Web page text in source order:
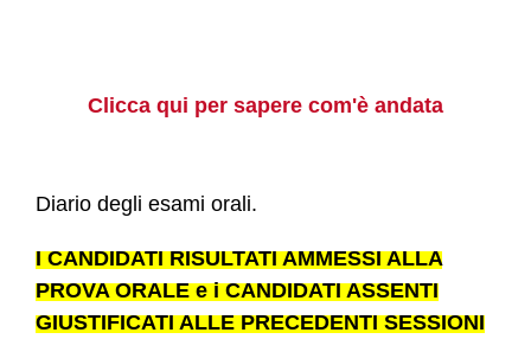
Clicca qui per sapere com'è andata
Diario degli esami orali.
I CANDIDATI RISULTATI AMMESSI ALLA
PROVA ORALEe i CANDIDATI ASSENTI
GIUSTIFICATI ALLE PRECEDENTI SESSIONI